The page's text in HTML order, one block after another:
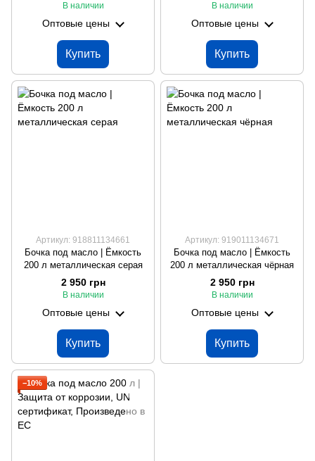
В наличии
Оптовые цены
Купить
В наличии
Оптовые цены
Купить
Артикул: 918811134661
Бочка под масло | Ёмкость
200 л металлическая серая
2 950 грн
В наличии
Оптовые цены
Купить
Артикул: 919011134671
Бочка под масло | Ёмкость
200 л металлическая чёрная
2 950 грн
В наличии
Оптовые цены
Купить
−10%